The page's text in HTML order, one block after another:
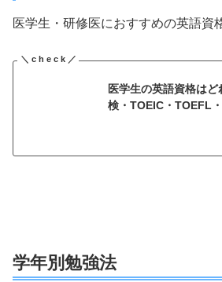
医学生・研修医におすすめの英語資
医学生の英語資格は
検・TOEIC・TOEFL
学年別勉強法